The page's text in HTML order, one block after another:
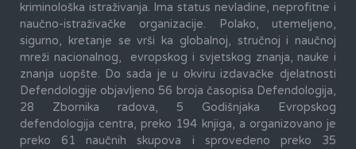
kriminološka istraživanja. Ima status nevladine, neprofitne i
naučno-istraživačke organizacije. Polako, utemeljeno,
sigurno, kretanje se vrši ka globalnoj, stručnoj i naučnoj
mreži nacionalnog, evropskog i svjetskog znanja, nauke i
znanja uopšte. Do sada je u okviru izdavačke djelatnosti
Defendologije objavljeno 56 broja časopisa Defendologija,
28 Zbornika radova, 5 Godišnjaka Evropskog
defendologija centra, preko 194 knjiga, a organizovano je
preko 61 naučnih skupova i sprovedeno preko 35